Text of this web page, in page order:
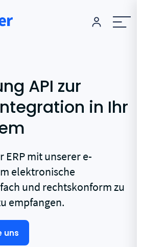
API zur
in Ihr
ERP mit unserer e-
elektronische
und rechtskonform zu
empfangen.
uns